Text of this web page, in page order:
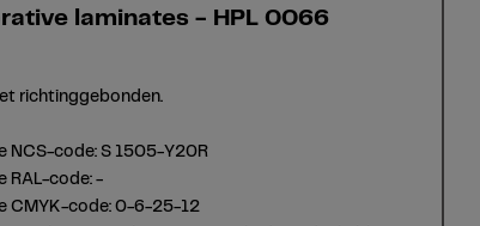
laminates - HPL 0066
richtinggebonden.
NCS-code: S 1505-Y20R
RAL-code: -
CMYK-code: 0-6-25-12